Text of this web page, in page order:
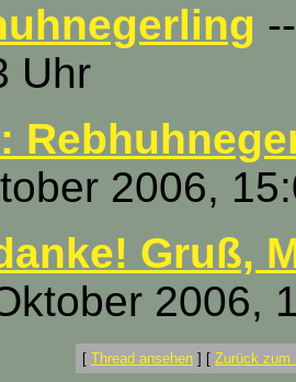
Uhr
2006,
Gruß,
2006,
[ Thread ansehen ] [ Zurück zum